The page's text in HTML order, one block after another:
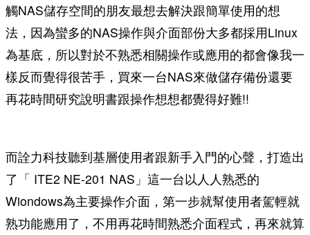
觸NAS儲存空間的朋友最想去解決跟簡單使用的想
法，因為蠻多的NAS操作與介面部份大多都採用Linux
為基底，所以對於不熟悉相關操作或應用的都會像我一
樣反而覺得很苦手，買來一台NAS來做儲存備份還要
再花時間研究說明書跟操作想想都覺得好難!!
而詮力科技聽到基層使用者跟新手入門的心聲，打造出
了「 ITE2 NE-201 NAS」這一台以人人熟悉的
Wiondows為主要操作介面，第一步就幫使用者駕輕就
熟功能應用了，不用再花時間熟悉介面程式，再來就算